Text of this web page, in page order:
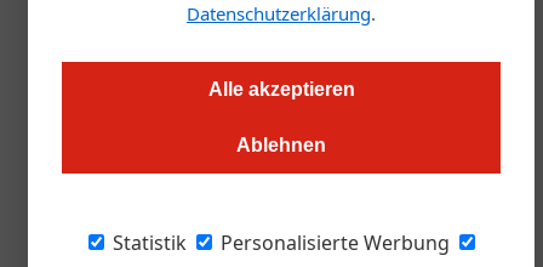
Datenschutzerklärung.
Alle akzeptieren
Ablehnen
Statistik
Personalisierte Werbung
22.09.2023, 13:41 Uhr
Eröffnung ist für 2025 geplant.
Quadrill Tower. Mit 109 Metern ist er nicht